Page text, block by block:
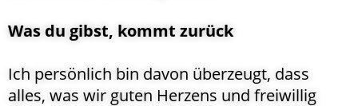
Was du gibst, kommt zurück
Ich persönlich bin davon überzeugt, dass
alles, was wir guten Herzens und freiwillig